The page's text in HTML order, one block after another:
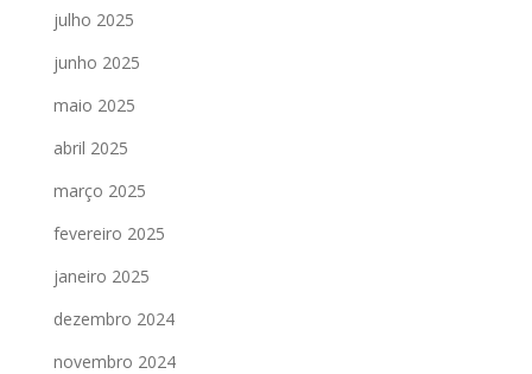
julho 2025
junho 2025
maio 2025
abril 2025
março 2025
fevereiro 2025
janeiro 2025
dezembro 2024
novembro 2024